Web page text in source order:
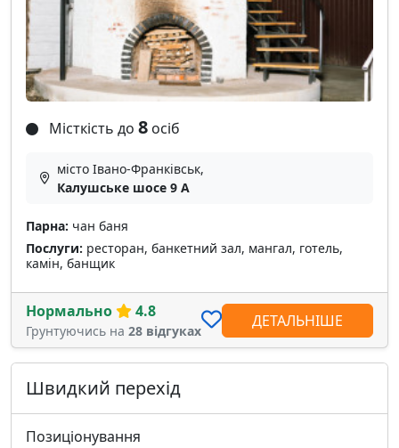
Місткість до 8 осіб
місто Івано-Франківськ,
Калушське шосе 9 А
Парна: чан баня
Послуги: ресторан, банкетний зал, мангал, готель,
камін, банщик
Нормально 4.8
Грунтуючись на 28 відгуках
ДЕТАЛЬНІШЕ
Швидкий перехід
Позиціонування